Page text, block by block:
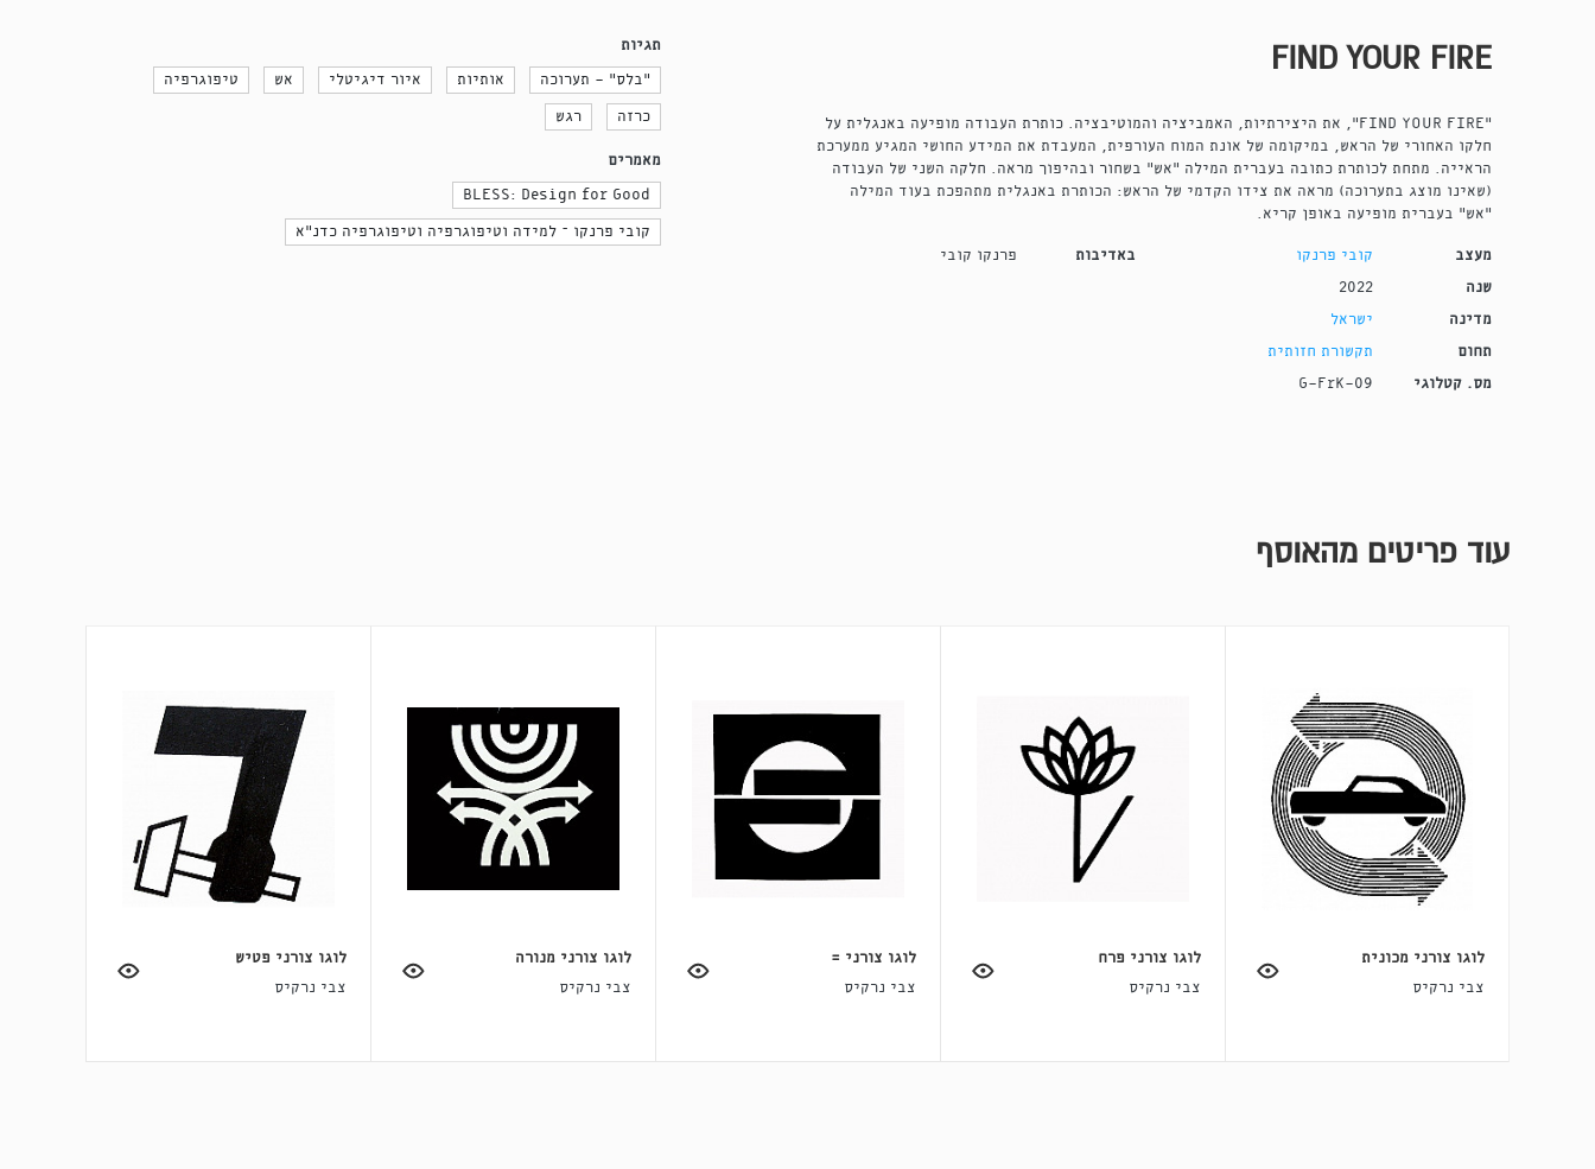
FIND YOUR FIRE
"FIND YOUR FIRE", את היצירתיות, האמביציה והמוטיבציה. כותרת העבודה מופיעה באנגלית על
חלקו האחורי של הראש, במיקומה של אונת המוח העורפית, המעבדת את המידע החושי המגיע ממערכת
הראייה. מתחת לכותרת כתובה בעברית המילה ״אש״ בשחור ובהיפוך מראה. חלקה השני של העבודה
(שאינו מוצג בתערוכה) מראה את צידו הקדמי של הראש: הכותרת באנגלית מתהפכת בעוד המילה
״אש״ בעברית מופיעה באופן קריא.
מעצב קובי פרנקו
שנה 2022
מדינה ישראל
תחום תקשורת חזותית
מס. קטלוגי G-FrK-09
באדיבות פרנקו קובי
תגיות
"בלס" - תערוכה אותיות איור דיגיטלי אש טיפוגרפיה
כרזה רגש
מאמרים
BLESS: Design for Good
קובי פרנקו – למידה וטיפוגרפיה וטיפוגרפיה כדנ״א
עוד פריטים מהאוסף
לוגו צורני מכונית
צבי נרקיס
לוגו צורני פרח
צבי נרקיס
לוגו צורני =
צבי נרקיס
לוגו צורני מנורה
צבי נרקיס
לוגו צורני פטיש
צבי נרקיס